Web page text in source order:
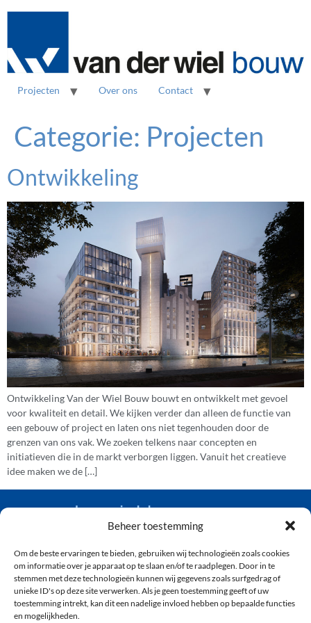
Beheer toestemming
Om de beste ervaringen te bieden, gebruiken wij technologieën zoals cookies
om informatie over je apparaat op te slaan en/of te raadplegen. Door in te
stemmen met deze technologieën kunnen wij gegevens zoals surfgedrag of
unieke ID's op deze site verwerken. Als je geen toestemming geeft of uw
toestemming intrekt, kan dit een nadelige invloed hebben op bepaalde functies
en mogelijkheden.
Projecten Over ons Contact
Categorie: Projecten
Ontwikkeling
Ontwikkeling Van der Wiel Bouw bouwt en ontwikkelt met gevoel
voor kwaliteit en detail. We kijken verder dan alleen de functie van
een gebouw of project en laten ons niet tegenhouden door de
grenzen van ons vak. We zoeken telkens naar concepten en
initiatieven die in de markt verborgen liggen. Vanuit het creatieve
idee maken we de […]
van der wiel bouw
(071) 361 92 04
info@vanderwielbouw.nl
’s-Gravendijckseweg 50, 2201 CZ Noordwijk